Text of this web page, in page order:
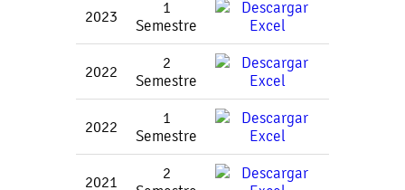
2023
1
Semestre
2022
2
Semestre
2022
1
Semestre
2021
2